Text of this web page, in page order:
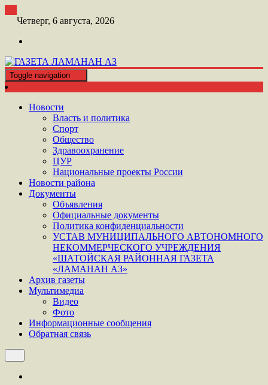
Четверг, 6 августа, 2026
ГАЗЕТА ЛАМАНАН АЗ
ШАТОЙСКАЯ ГАЗЕТА ЛАМАНАН АЗ
Toggle navigation
Новости
Власть и политика
Спорт
Общество
Здравоохранение
ЦУР
Национальные проекты России
Новости района
Документы
Объявления
Официальные документы
Политика конфиденциальности
УСТАВ МУНИЦИПАЛЬНОГО АВТОНОМНОГО
НЕКОММЕРЧЕСКОГО УЧРЕЖДЕНИЯ
«ШАТОЙСКАЯ РАЙОННАЯ ГАЗЕТА
«ЛАМАНАН АЗ»
Архив газеты
Мультимедиа
Видео
Фото
Информационные сообщения
Обратная связь